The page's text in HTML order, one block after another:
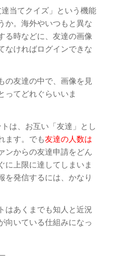
当てクイズ」という機能
か。海外やいつもと異な
る時などに、友達の画像
なければログインできな
の友達の中で、画像を見
ってどれぐらいいま
は、お互い「友達」とし
ます。でも友達の人数は
ンからの友達申請をどん
に上限に達してしまいま
を発信するには、かなり
はあくまでも知人と近況
向いている仕組みになっ